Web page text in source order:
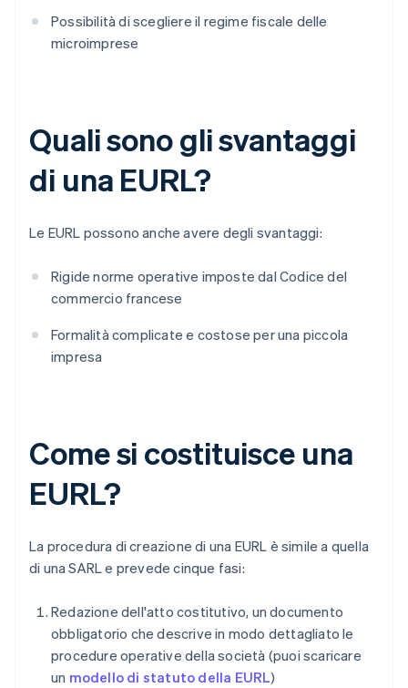
Possibilità di scegliere il regime fiscale delle
microimprese
Quali sono gli svantaggi
di una EURL?
Le EURL possono anche avere degli svantaggi:
Rigide norme operative imposte dal Codice del
commercio francese
Formalità complicate e costose per una piccola
impresa
Come si costituisce una
EURL?
La procedura di creazione di una EURL è simile a quella
di una SARL e prevede cinque fasi:
Redazione dell'atto costitutivo, un documento
obbligatorio che descrive in modo dettagliato le
procedure operative della società (puoi scaricare
un modello di statuto della EURL)